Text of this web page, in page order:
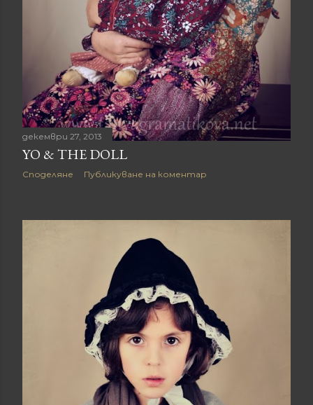
декември 27, 2013
YO & THE DOLL
Споделяне Публикуване на коментар